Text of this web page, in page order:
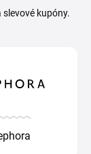
kupóny.